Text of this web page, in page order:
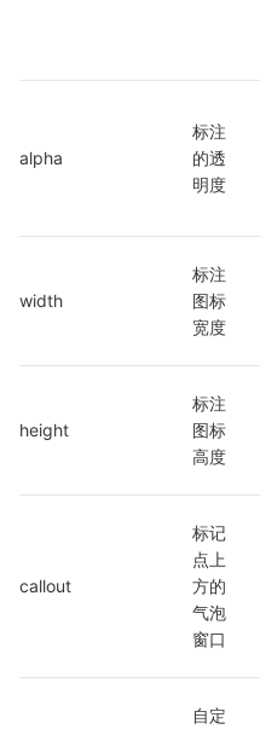
alpha
标注
的透
明度
width
标注
图标
宽度
height
标注
图标
高度
callout
标记
点上
方的
气泡
窗口
自定